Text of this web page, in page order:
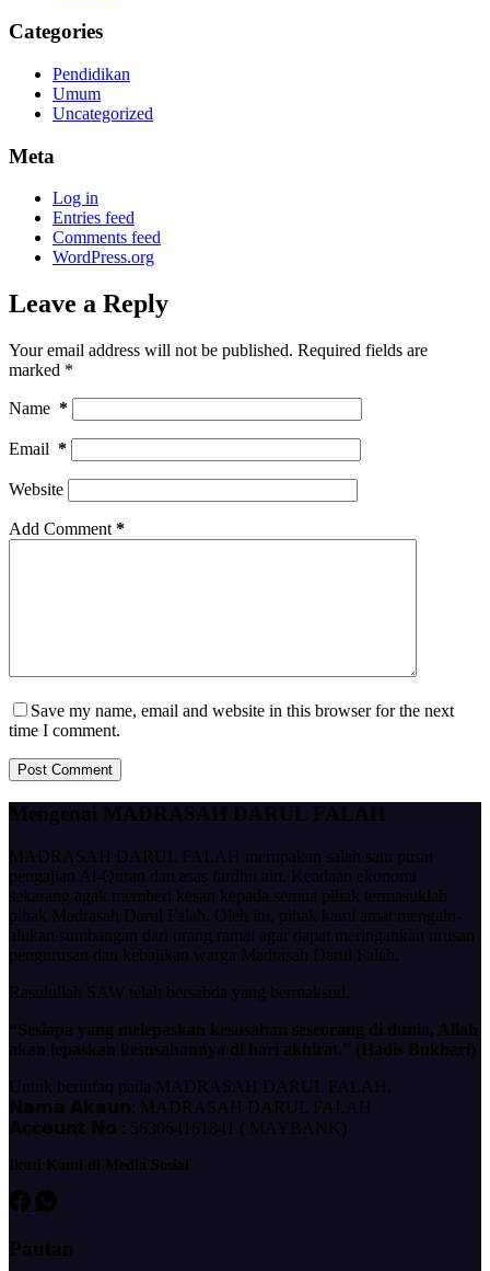
Categories
Pendidikan
Umum
Uncategorized
Meta
Log in
Entries feed
Comments feed
WordPress.org
Leave a Reply
Your email address will not be published. Required fields are
marked *
Name *
Email *
Website
Add Comment *
Save my name, email and website in this browser for the next
time I comment.
Post Comment
Mengenai MADRASAH DARUL FALAH
MADRASAH DARUL FALAH merupakan salah satu pusat
pengajian Al-Quran dan asas fardhu ain. Keadaan ekonomi
sekarang agak memberi kesan kepada semua pihak termasuklah
pihak Madrasah Darul Falah. Oleh itu, pihak kami amat mengalu-
alukan sumbangan dari orang ramai agar dapat meringankan urusan
pengurusan dan kebajikan warga Madrasah Darul Falah.
Rasulullah SAW telah bersabda yang bermaksud,
“Sesiapa yang melepaskan kesusahan seseorang di dunia, Allah
akan lepaskan kesusahannya di hari akhirat.” (Hadis Bukhari)
Untuk berinfaq pada MADRASAH DARUL FALAH,
𝗡𝗮𝗺𝗮 𝗔𝗸𝗮𝘂𝗻: MADRASAH DARUL FALAH
𝗔𝗰𝗰𝗼𝘂𝗻𝘁 𝗡𝗼 : 563064161841 ( MAYBANK)
Ikuti Kami di Media Sosial
Pautan